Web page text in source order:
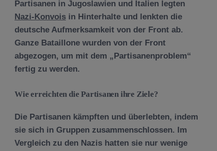
Partisanen in Jugoslawien und Italien legten
Nazi-Konvois in Hinterhalte und lenkten die
deutsche Aufmerksamkeit von der Front ab.
Ganze Bataillone wurden von der Front
abgezogen, um mit dem „Partisanenproblem“
fertig zu werden.
Wie erreichten die Partisanen ihre Ziele?
Die Partisanen kämpften und überlebten, indem
sie sich in Gruppen zusammenschlossen. Im
Vergleich zu den Nazis hatten sie nur wenige